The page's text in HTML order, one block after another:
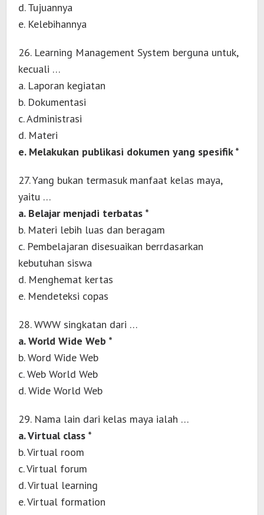
d. Tujuannya
e. Kelebihannya
26. Learning Management System berguna untuk,
kecuali …
a. Laporan kegiatan
b. Dokumentasi
c. Administrasi
d. Materi
e. Melakukan publikasi dokumen yang spesifik *
27. Yang bukan termasuk manfaat kelas maya,
yaitu …
a. Belajar menjadi terbatas *
b. Materi lebih luas dan beragam
c. Pembelajaran disesuaikan berrdasarkan
kebutuhan siswa
d. Menghemat kertas
e. Mendeteksi copas
28. WWW singkatan dari …
a. World Wide Web *
b. Word Wide Web
c. Web World Web
d. Wide World Web
29. Nama lain dari kelas maya ialah …
a. Virtual class *
b. Virtual room
c. Virtual forum
d. Virtual learning
e. Virtual formation